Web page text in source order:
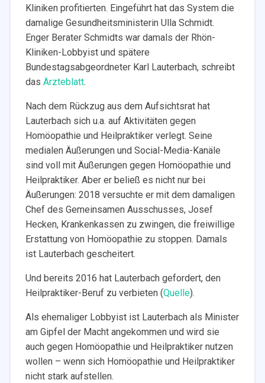
Kliniken profitierten. Eingeführt hat das System die
damalige Gesundheitsministerin Ulla Schmidt.
Enger Berater Schmidts war damals der Rhön-
Kliniken-Lobbyist und spätere
Bundestagsabgeordneter Karl Lauterbach, schreibt
das Ärzteblatt.
Nach dem Rückzug aus dem Aufsichtsrat hat
Lauterbach sich u.a. auf Aktivitäten gegen
Homöopathie und Heilpraktiker verlegt. Seine
medialen Äußerungen und Social-Media-Kanäle
sind voll mit Äußerungen gegen Homöopathie und
Heilpraktiker. Aber er beließ es nicht nur bei
Äußerungen: 2018 versuchte er mit dem damaligen
Chef des Gemeinsamen Ausschusses, Josef
Hecken, Krankenkassen zu zwingen, die freiwillige
Erstattung von Homöopathie zu stoppen. Damals
ist Lauterbach gescheitert.
Und bereits 2016 hat Lauterbach gefordert, den
Heilpraktiker-Beruf zu verbieten (Quelle).
Als ehemaliger Lobbyist ist Lauterbach als Minister
am Gipfel der Macht angekommen und wird sie
auch gegen Homöopathie und Heilpraktiker nutzen
wollen – wenn sich Homöopathie und Heilpraktiker
nicht stark aufstellen.